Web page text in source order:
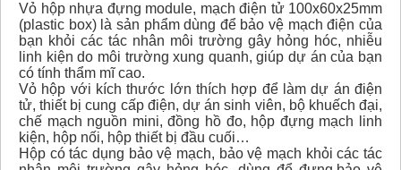
Vỏ hộp nhựa đựng module, mạch điện tử 100x60x25mm
(plastic box) là sản phẩm dùng để bảo vệ mạch điện của
bạn khỏi các tác nhân môi trường gây hỏng hóc, nhiễu
linh kiện do môi trường xung quanh, giúp dự án của bạn
có tính thẩm mĩ cao.
Vỏ hộp với kích thước lớn thích hợp để làm dự án điện
tử, thiết bị cung cấp điện, dự án sinh viên, bộ khuếch đại,
chế mạch nguồn mini, đồng hồ đo, hộp đựng mạch linh
kiện, hộp nối, hộp thiết bị đầu cuối…
Hộp có tác dụng bảo vệ mạch, bảo vệ mạch khỏi các tác